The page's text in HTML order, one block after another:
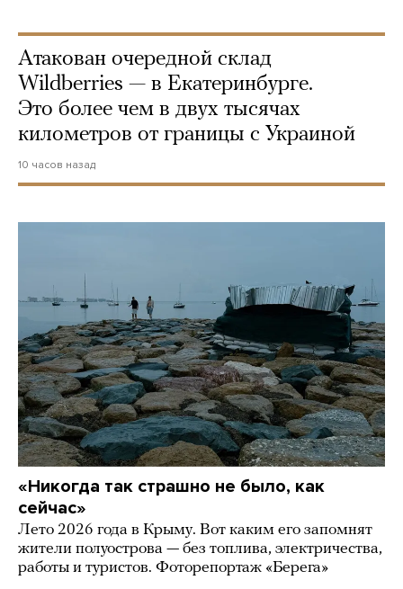
Атакован очередной склад
Wildberries — в Екатеринбурге.
Это более чем в двух тысячах
километров от границы с Украиной
10 часов назад
«Никогда так страшно не было, как
сейчас»
Лето 2026 года в Крыму. Вот каким его запомнят
жители полуострова — без топлива, электричества,
работы и туристов. Фоторепортаж «Берега»